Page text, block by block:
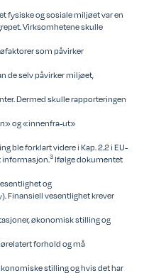
fysiske og sosiale miljøet var en
Virksomhetene skulle
som påvirker
de selv påvirker miljøet,
Dermed skulle rapporteringen
og «innenfra-ut»
ble forklart videre i Kap. 2.2 i EU-
informasjon.3Ifølge dokumentet
og
Finansiell vesentlighet krever
økonomisk stilling og
forhold og må
stilling og hvis det har